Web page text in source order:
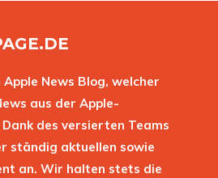
News Blog, welcher
aus der Apple-
des versierten Teams
ständig aktuellen sowie
an. Wir halten stets die